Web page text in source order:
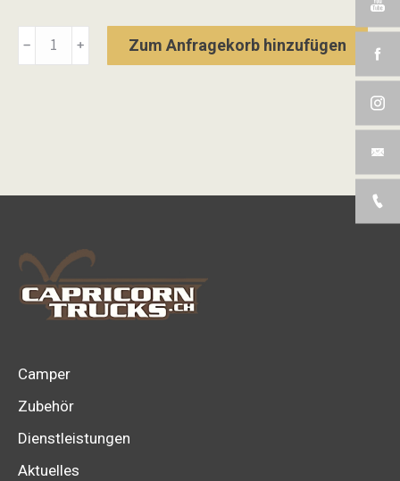
Seitenbügel
oval
﹣ ﹢ Zum Anfragekorb hinzufügen
Camper
Zubehör
Dienstleistungen
Aktuelles